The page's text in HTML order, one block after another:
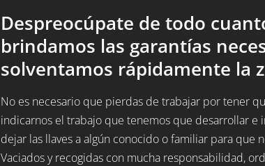
Despreocúpate de todo
brindamos las garantías
solventamos rápidamente la
No es necesario que pierdas de trabajar por tener
indicarnos el trabajo que tenemos que desarrollar e
dejar las llaves a algún conocido o familiar para que
Vaciados y recogidas con mucha responsabilidad,